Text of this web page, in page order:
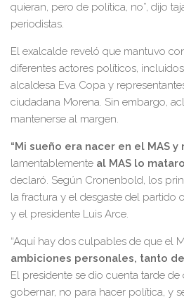
quieran, pero de política, no”, dijo
periodistas.
El exalcalde reveló que mantuvo
diferentes actores políticos,
alcaldesa Eva Copa y
ciudadana Morena. Sin embargo,
mantenerse al margen.
“Mi sueño era nacer en el MAS y
lamentablemente al MAS lo
declaró. Según Cronenbold, los
la fractura y el desgaste del partido
y el presidente Luis Arce.
“Aquí hay dos culpables de que el
ambiciones personales, tanto
El presidente se dio cuenta tarde
gobernar, no para hacer política, y